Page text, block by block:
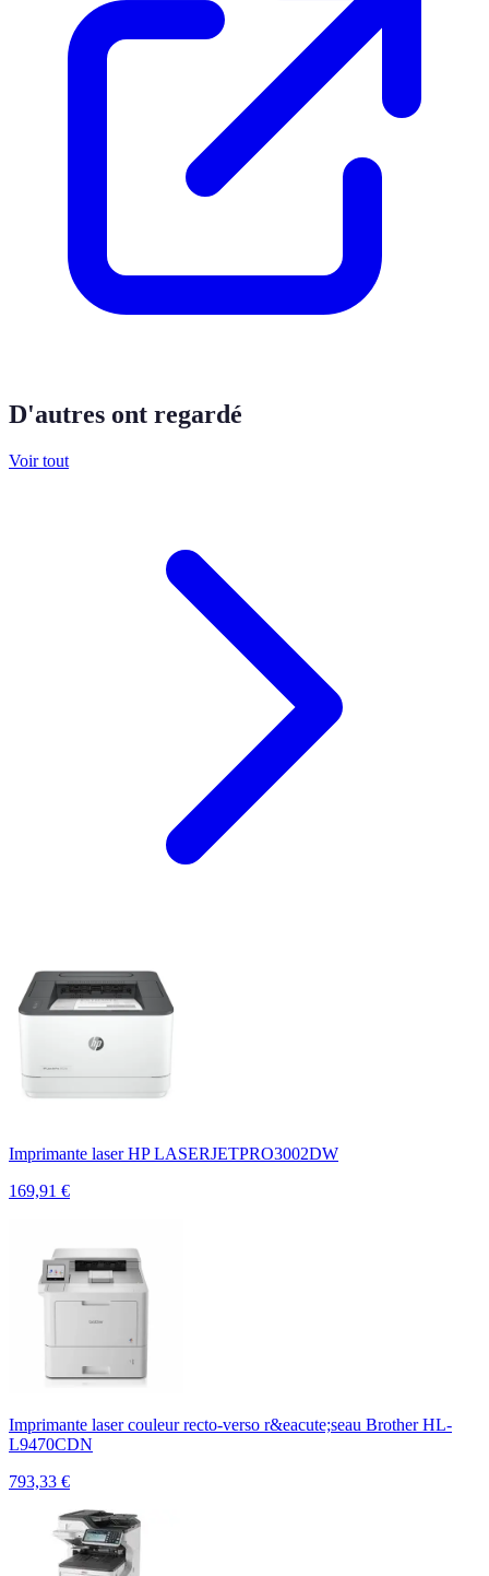
D'autres ont regardé
Voir tout
Imprimante laser HP LASERJETPRO3002DW
169,91 €
Imprimante laser couleur recto-verso r&eacute;seau Brother HL-
L9470CDN
793,33 €